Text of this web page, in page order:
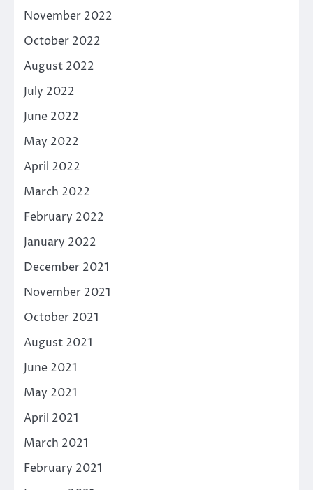
November 2022
October 2022
August 2022
July 2022
June 2022
May 2022
April 2022
March 2022
February 2022
January 2022
December 2021
November 2021
October 2021
August 2021
June 2021
May 2021
April 2021
March 2021
February 2021